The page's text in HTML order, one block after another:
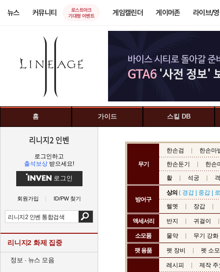
뉴스 커뮤니티
로스트아크
기대평 이벤트
게임캘린더 게이머존 라이브/
홈 가이드 스킬 DB
리니지2 인벤
로그인하고
출석보상 받으세요!
로그인
회원가입 ID/PW 찾기
리니지2 화제 집중
정보 · 뉴스 모음
무기
한손검
한손마
한손둔기
한손
활
석궁
방어구
상의 ( 경갑 중갑
헬멧
장갑
액세서리 반지 귀걸이
소모품 물약 무기 강
팻 용품 펫 장비 펫 소
레시피
제작 주